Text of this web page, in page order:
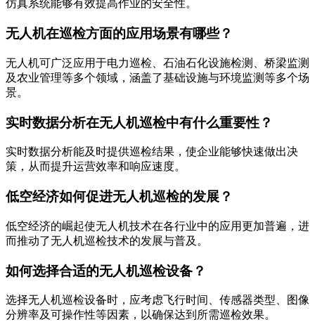
仿真系统能够有效提高作业的安全性。
无人机在巡检方面的应用场景有哪些？
无人机可广泛应用于电力巡检、石油石化设施检测、桥梁监测
及农业管理等多个领域，涵盖了基础设施与环境监测等多个场
景。
实时数据分析在无人机巡检中有什么重要性？
实时数据分析能及时提供巡检结果，使企业能够快速做出决
策，从而提升运营效率和响应速度。
低空经济如何促进无人机巡检的发展？
低空经济的崛起使无人机技术在各行业中的应用更加普遍，进
而推动了无人机巡检技术的发展与普及。
如何选择合适的无人机巡检设备？
选择无人机巡检设备时，应考虑飞行时间、传感器类型、图像
分辨率及可操作性等因素，以确保达到所需巡检效果。